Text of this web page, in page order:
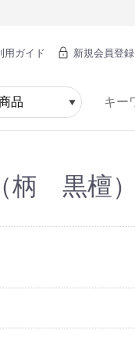
用ガイド 新規会員登録
柄 黒檀）